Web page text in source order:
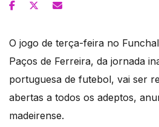
O jogo de terça-feira no
Paços de Ferreira, da jornada
portuguesa de futebol, vai ser
abertas a todos os adeptos,
madeirense.